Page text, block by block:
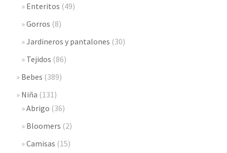
Enteritos (49)
Gorros (8)
Jardineros y pantalones (30)
Tejidos (86)
Bebes (389)
Niña (131)
Abrigo (36)
Bloomers (2)
Camisas (15)